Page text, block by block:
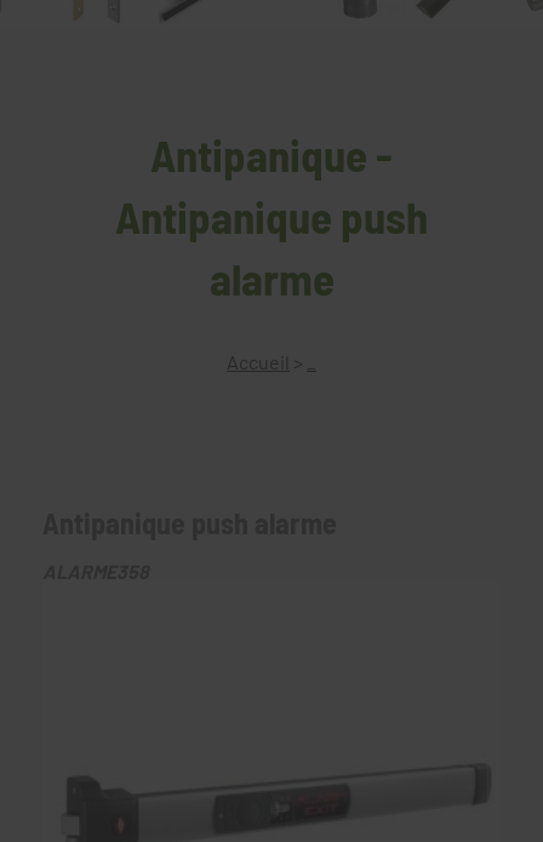
Antipanique -
Antipanique push
alarme
Accueil >